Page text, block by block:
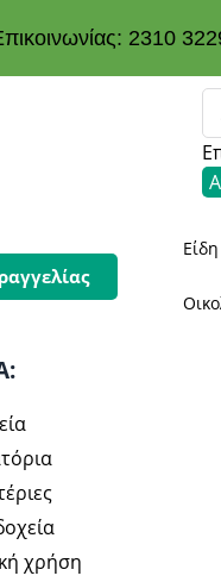
2310
χρήση